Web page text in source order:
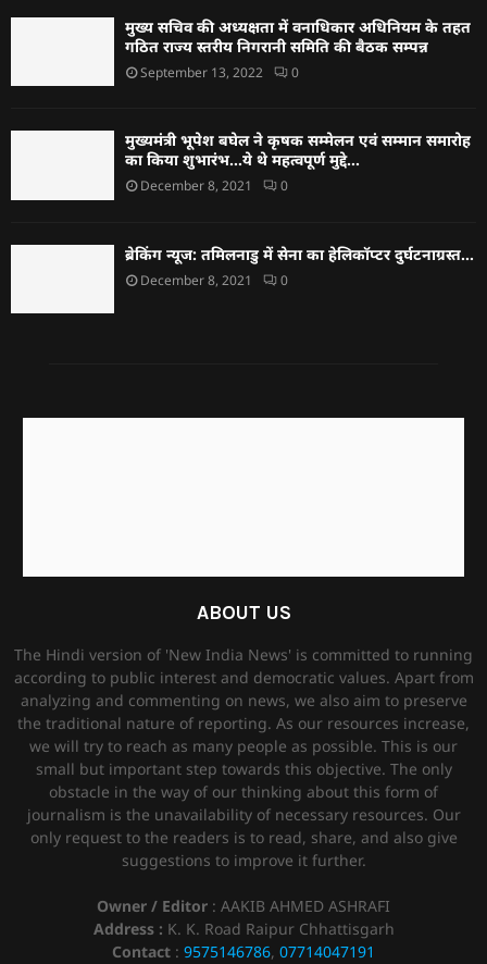
मुख्य सचिव की अध्यक्षता में वनाधिकार अधिनियम के तहत
गठित राज्य स्तरीय निगरानी समिति की बैठक सम्पन्न
September 13, 2022 0
मुख्यमंत्री भूपेश बघेल ने कृषक सम्मेलन एवं सम्मान समारोह
का किया शुभारंभ…ये थे महत्वपूर्ण मुद्दे…
December 8, 2021 0
ब्रेकिंग न्यूज: तमिलनाडु में सेना का हेलिकॉप्टर दुर्घटनाग्रस्त…
December 8, 2021 0
ABOUT US
The Hindi version of 'New India News' is committed to running
according to public interest and democratic values. Apart from
analyzing and commenting on news, we also aim to preserve
the traditional nature of reporting. As our resources increase,
we will try to reach as many people as possible. This is our
small but important step towards this objective. The only
obstacle in the way of our thinking about this form of
journalism is the unavailability of necessary resources. Our
only request to the readers is to read, share, and also give
suggestions to improve it further.
Owner / Editor : AAKIB AHMED ASHRAFI
Address : K. K. Road Raipur Chhattisgarh
Contact : 9575146786, 07714047191